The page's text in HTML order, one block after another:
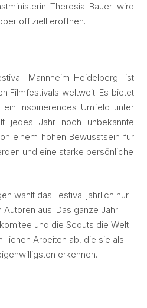
Theresia Bauer wird
offiziell eröffnen.
Mannheim-Heidelberg ist
Filmfestivals weltweit. Es bietet
ein inspirierendes Umfeld unter
jedes Jahr noch unbekannte
einem hohen Bewusstsein für
und eine starke persönliche
wählt das Festival jährlich nur
aus. Das ganze Jahr
und die Scouts die Welt
lichen Arbeiten ab, die sie als
erkennen.